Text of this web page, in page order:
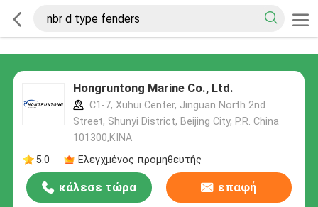
Hongruntong Marine Co., Ltd.
C1-7, Xuhui Center, Jinguan North 2nd
Street, Shunyi District, Beijing City, P.R. China
101300,ΚΙΝΑ
5.0
Ελεγχμένος προμηθευτής
κάλεσε τώρα επαφή